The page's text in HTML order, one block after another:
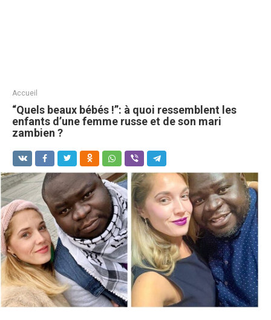
Accueil
“Quels beaux bébés !”: à quoi ressemblent les
enfants d’une femme russe et de son mari
zambien ?